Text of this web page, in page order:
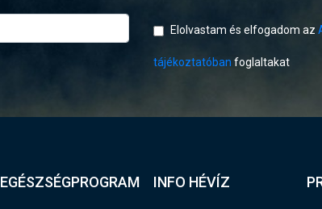
Elolvastam és elfogadom az
tájékoztatóban foglaltakat
EGÉSZSÉGPROGRAM INFO HÉVÍZ